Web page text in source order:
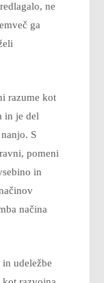
ne
ga
razume kot
in je del
S
pomeni
in
načina
udeležbe